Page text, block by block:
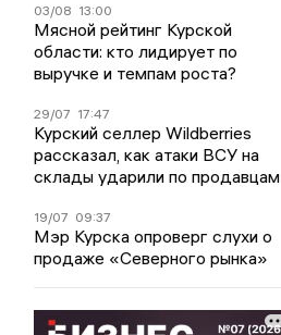
03/08 13:00
Мясной рейтинг Курской
области: кто лидирует по
выручке и темпам роста?
29/07 17:47
Курский селлер Wildberries
рассказал, как атаки ВСУ на
склады ударили по продавцам
19/07 09:37
Мэр Курска опроверг слухи о
продаже «Северного рынка»